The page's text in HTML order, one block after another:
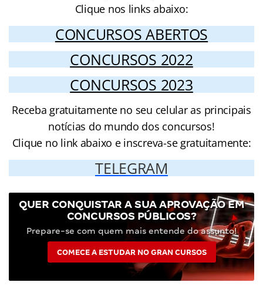
Clique nos links abaixo:
CONCURSOS ABERTOS
CONCURSOS 2022
CONCURSOS 2023
Receba gratuitamente no seu celular as principais
notícias do mundo dos concursos!
Clique no link abaixo e inscreva-se gratuitamente:
TELEGRAM
QUER CONQUISTAR A SUA APROVAÇÃO EM
CONCURSOS PÚBLICOS?
Prepare-se com quem mais entende do assunto!
COMECE A ESTUDAR NO GRAN CURSOS